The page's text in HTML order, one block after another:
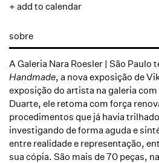
+ add to calendar
sobre
A Galeria Nara Roesler | São Paulo
Handmade, a nova exposição de
exposição do artista na galeria
Duarte, ele retoma com força
procedimentos que já havia
investigando de forma aguda e
entre realidade e representação,
sua cópia. São mais de 70 peças,